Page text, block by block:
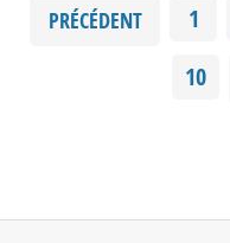
PRÉCÉDENT 1
10